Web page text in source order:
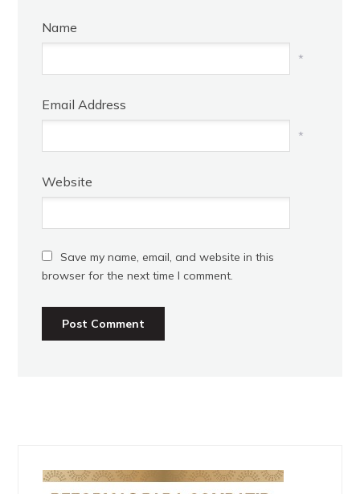
Name
*
Email Address
*
Website
Save my name, email, and website in this
browser for the next time I comment.